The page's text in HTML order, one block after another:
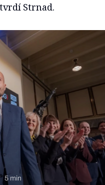
Strnad.
5 min